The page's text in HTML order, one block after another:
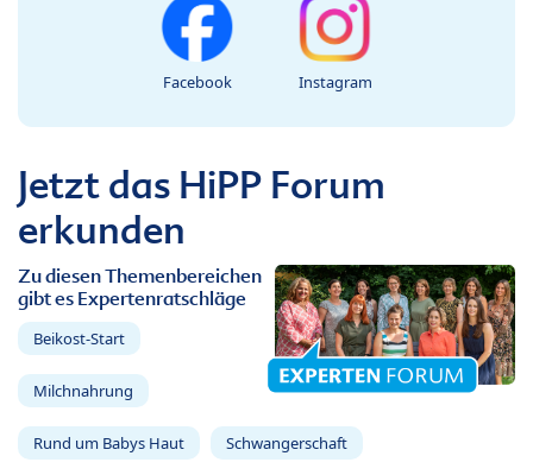
Facebook Instagram
Jetzt das HiPP Forum
erkunden
Zu diesen Themenbereichen
gibt es Expertenratschläge
Beikost-Start
Milchnahrung
Rund um Babys Haut Schwangerschaft